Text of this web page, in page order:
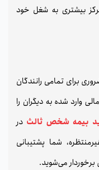
بیشتری به شغل خود
برای تمامی رانندگان
وارد شده به دیگران را
بیمه شخص ثالث در
شما پشتیبانی
می‌شوید.